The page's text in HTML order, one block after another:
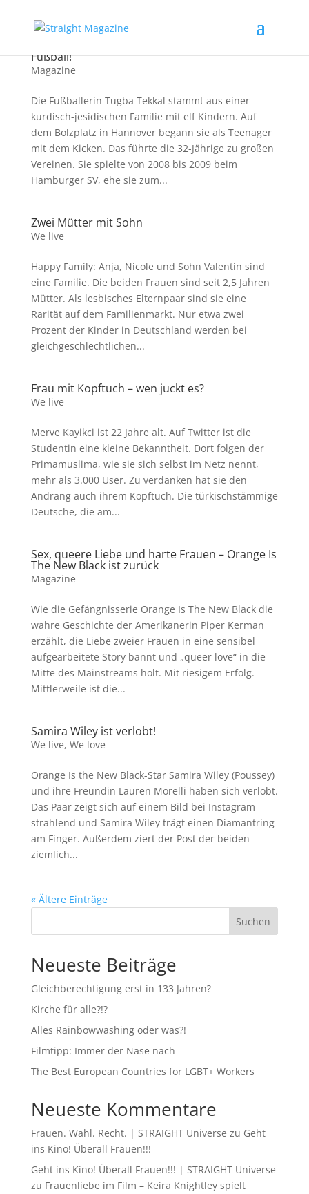
Fußball!
Magazine
Die Fußballerin Tugba Tekkal stammt aus einer
kurdisch-jesidischen Familie mit elf Kindern. Auf
dem Bolzplatz in Hannover begann sie als Teenager
mit dem Kicken. Das führte die 32-Jährige zu großen
Vereinen. Sie spielte von 2008 bis 2009 beim
Hamburger SV, ehe sie zum...
Zwei Mütter mit Sohn
We live
Happy Family: Anja, Nicole und Sohn Valentin sind
eine Familie. Die beiden Frauen sind seit 2,5 Jahren
Mütter. Als lesbisches Elternpaar sind sie eine
Rarität auf dem Familienmarkt. Nur etwa zwei
Prozent der Kinder in Deutschland werden bei
gleichgeschlechtlichen...
Frau mit Kopftuch – wen juckt es?
We live
Merve Kayikci ist 22 Jahre alt. Auf Twitter ist die
Studentin eine kleine Bekanntheit. Dort folgen der
Primamuslima, wie sie sich selbst im Netz nennt,
mehr als 3.000 User. Zu verdanken hat sie den
Andrang auch ihrem Kopftuch. Die türkischstämmige
Deutsche, die am...
Sex, queere Liebe und harte Frauen – Orange Is
The New Black ist zurück
Magazine
Wie die Gefängnisserie Orange Is The New Black die
wahre Geschichte der Amerikanerin Piper Kerman
erzählt, die Liebe zweier Frauen in eine sensibel
aufgearbeitete Story bannt und „queer love“ in die
Mitte des Mainstreams holt. Mit riesigem Erfolg.
Mittlerweile ist die...
Samira Wiley ist verlobt!
We live, We love
Orange Is the New Black-Star Samira Wiley (Poussey)
und ihre Freundin Lauren Morelli haben sich verlobt.
Das Paar zeigt sich auf einem Bild bei Instagram
strahlend und Samira Wiley trägt einen Diamantring
am Finger. Außerdem ziert der Post der beiden
ziemlich...
« Ältere Einträge
Suchen
Neueste Beiträge
Gleichberechtigung erst in 133 Jahren?
Kirche für alle?!?
Alles Rainbowwashing oder was?!
Filmtipp: Immer der Nase nach
The Best European Countries for LGBT+ Workers
Neueste Kommentare
Frauen. Wahl. Recht. | STRAIGHT Universe zu Geht
ins Kino! Überall Frauen!!!
Geht ins Kino! Überall Frauen!!! | STRAIGHT Universe
zu Frauenliebe im Film – Keira Knightley spielt